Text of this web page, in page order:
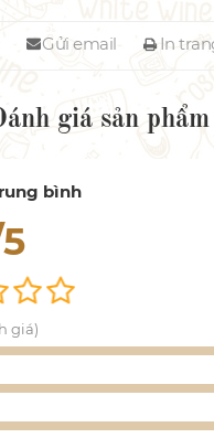
Gửi email In
giá sản phẩm
bình
giá)